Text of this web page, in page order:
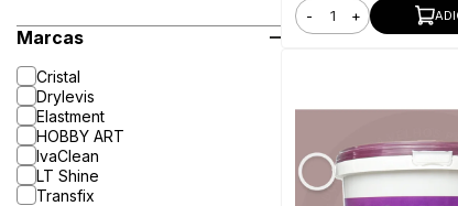
Marcas
Cristal
Drylevis
Elastment
HOBBY ART
IvaClean
LT Shine
Transfix
- +